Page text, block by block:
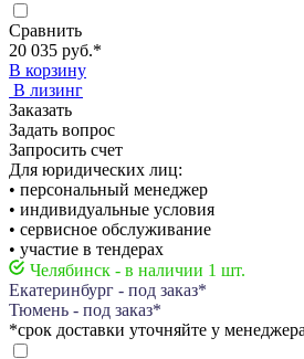
Сравнить
20 035 руб.*
В корзину
В лизинг
Заказать
Задать вопрос
Запросить счет
Для юридических лиц:
• персональный менеджер
• индивидуальные условия
• сервисное обслуживание
• участие в тендерах
Челябинск - в наличии 1 шт.
Екатеринбург - под заказ*
Тюмень - под заказ*
*срок доставки уточняйте у менеджера